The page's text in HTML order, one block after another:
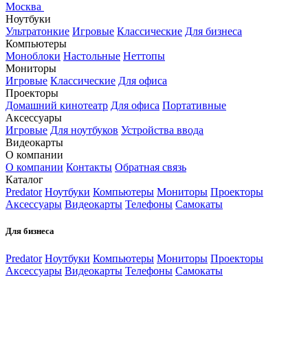
Москва
Ноутбуки
Ультратонкие Игровые Классические Для бизнеса
Компьютеры
Моноблоки Настольные Неттопы
Мониторы
Игровые Классические Для офиса
Проекторы
Домашний кинотеатр Для офиса Портативные
Аксессуары
Игровые Для ноутбуков Устройства ввода
Видеокарты
О компании
О компании Контакты Обратная связь
Каталог
Predator Ноутбуки Компьютеры Мониторы Проекторы
Аксессуары Видеокарты Телефоны Самокаты
Для бизнеса
Predator Ноутбуки Компьютеры Мониторы Проекторы
Аксессуары Видеокарты Телефоны Самокаты